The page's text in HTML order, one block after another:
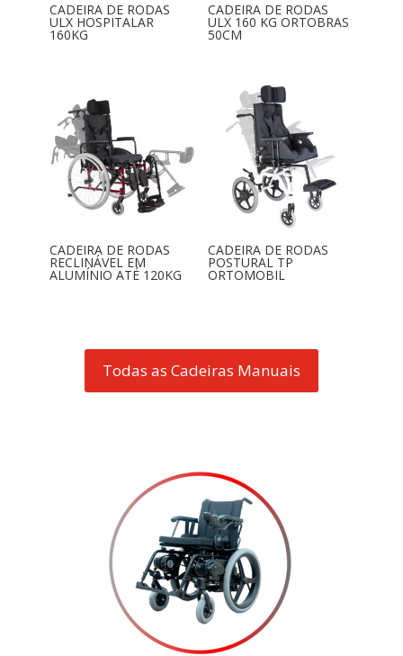
CADEIRA DE RODAS
ULX HOSPITALAR
160KG
CADEIRA DE RODAS
ULX 160 KG ORTOBRAS
50CM
CADEIRA DE RODAS
RECLINÁVEL EM
ALUMÍNIO ATÉ 120KG
CADEIRA DE RODAS
POSTURAL TP
ORTOMOBIL
Todas as Cadeiras Manuais